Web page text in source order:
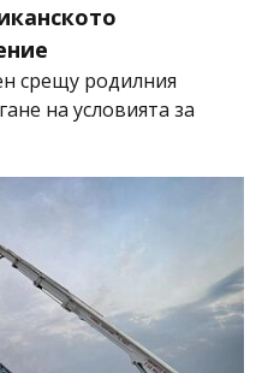
срещу родилния
на условията за